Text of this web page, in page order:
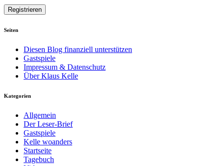
Seiten
Diesen Blog finanziell unterstützen
Gastspiele
Impressum & Datenschutz
Über Klaus Kelle
Kategorien
Allgemein
Der Leser-Brief
Gastspiele
Kelle woanders
Startseite
Tagebuch